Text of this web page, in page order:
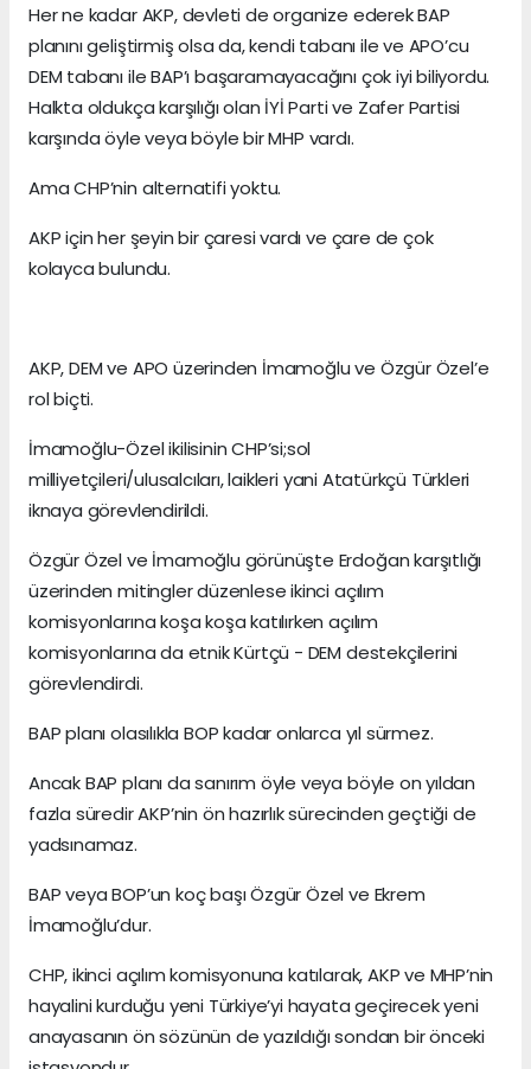
Her ne kadar AKP, devleti de organize ederek BAP
planını geliştirmiş olsa da, kendi tabanı ile ve APO’cu
DEM tabanı ile BAP’ı başaramayacağını çok iyi biliyordu.
Halkta oldukça karşılığı olan İYİ Parti ve Zafer Partisi
karşında öyle veya böyle bir MHP vardı.
Ama CHP’nin alternatifi yoktu.
AKP için her şeyin bir çaresi vardı ve çare de çok
kolayca bulundu.
AKP, DEM ve APO üzerinden İmamoğlu ve Özgür Özel’e
rol biçti.
İmamoğlu-Özel ikilisinin CHP’si;sol
milliyetçileri/ulusalcıları, laikleri yani Atatürkçü Türkleri
iknaya görevlendirildi.
Özgür Özel ve İmamoğlu görünüşte Erdoğan karşıtlığı
üzerinden mitingler düzenlese ikinci açılım
komisyonlarına koşa koşa katılırken açılım
komisyonlarına da etnik Kürtçü - DEM destekçilerini
görevlendirdi.
BAP planı olasılıkla BOP kadar onlarca yıl sürmez.
Ancak BAP planı da sanırım öyle veya böyle on yıldan
fazla süredir AKP’nin ön hazırlık sürecinden geçtiği de
yadsınamaz.
BAP veya BOP’un koç başı Özgür Özel ve Ekrem
İmamoğlu’dur.
CHP, ikinci açılım komisyonuna katılarak, AKP ve MHP’nin
hayalini kurduğu yeni Türkiye’yi hayata geçirecek yeni
anayasanın ön sözünün de yazıldığı sondan bir önceki